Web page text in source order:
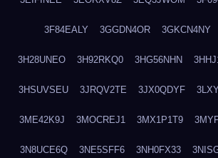
3F84EALY 3GGDN4OR 3GKCN4NY
3H28UNEO 3H92RKQ0 3HG56NHN
3HSUVSEU 3JRQV2TE 3JX0QDYF
3ME42K9J 3MOCREJ1 3MX1P1T9
3N8UCE6Q 3NE5SFF6 3NH0FX33